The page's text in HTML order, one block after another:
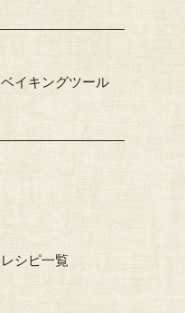
ベイキングツール
レシピ一覧